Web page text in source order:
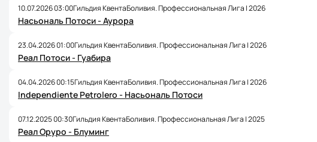
10.07.2026 03:00Гильдия КвентаБоливия. Профессиональная Лига | 2026
Насьональ Потоси - Аурора
23.04.2026 01:00Гильдия КвентаБоливия. Профессиональная Лига | 2026
Реал Потоси - Гуабира
04.04.2026 00:15Гильдия КвентаБоливия. Профессиональная Лига | 2026
Independiente Petrolero - Насьональ Потоси
07.12.2025 00:30Гильдия КвентаБоливия. Профессиональная Лига | 2025
Реал Оруро - Блуминг